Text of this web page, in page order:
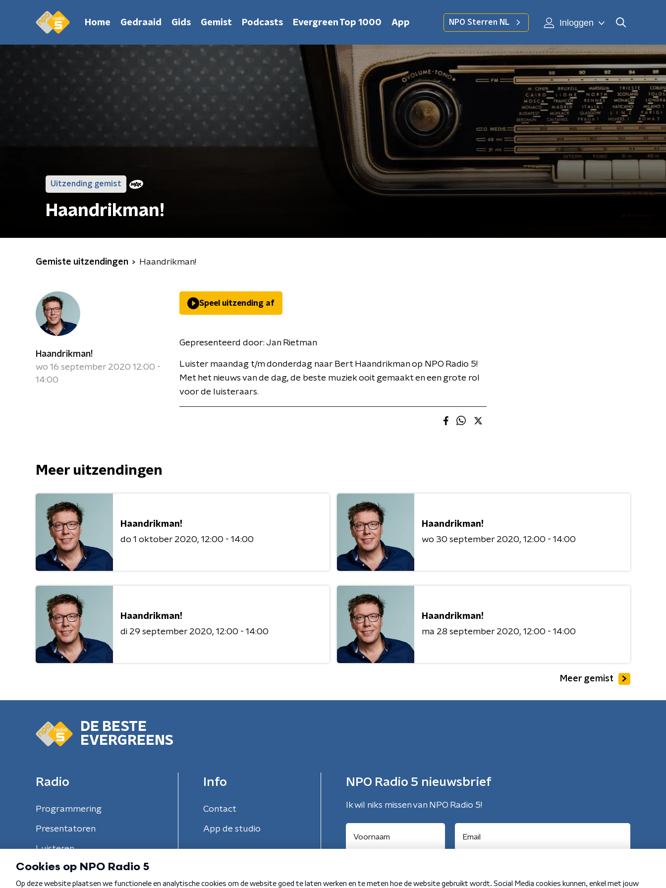
Home Gedraaid Gids Gemist Podcasts Evergreen Top 1000 App NPO Sterren NL Inloggen
Uitzending gemist
Haandrikman!
Gemiste uitzendingen Haandrikman!
Haandrikman!
wo 16 september 2020 12:00 -
14:00
Speel uitzending af
Gepresenteerd door: Jan Rietman
Luister maandag t/m donderdag naar Bert Haandrikman op NPO Radio 5!
Met het nieuws van de dag, de beste muziek ooit gemaakt en een grote rol
voor de luisteraars.
Meer uitzendingen
Haandrikman!
do 1 oktober 2020 12:00 - 14:00
Haandrikman!
wo 30 september 2020 12:00 - 14:00
Haandrikman!
di 29 september 2020 12:00 - 14:00
Haandrikman!
ma 28 september 2020 12:00 - 14:00
Meer gemist
DE BESTE
EVERGREENS
Radio
Programmering
Presentatoren
Luisteren
Info
Contact
App de studio
NPO Radio 5 nieuwsbrief
Ik wil niks missen van NPO Radio 5!